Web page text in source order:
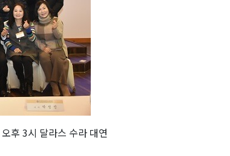
후 3시 달라스 수라 대연